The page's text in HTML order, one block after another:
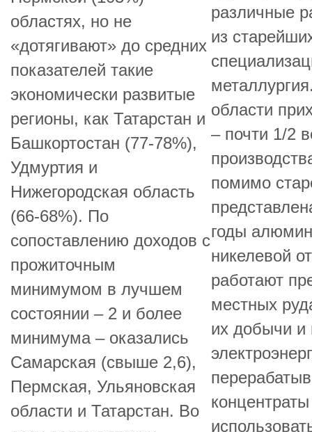
областях, но не
«дотягивают» до средних
показателей такие
экономически развитые
регионы, как Татарстан и
Башкортостан (77-78%),
Удмуртия и
Нижегородская область
(66-68%). По
сопоставлению доходов с
прожиточным
минимумом в лучшем
состоянии – 2 и более
минимума – оказались
Самарская (свыше 2,6),
Пермская, Ульяновская
области и Татарстан. Во
различные
из
области
– почти 1/2
помимо
годы
никелевой
работают
местных
их добычи и